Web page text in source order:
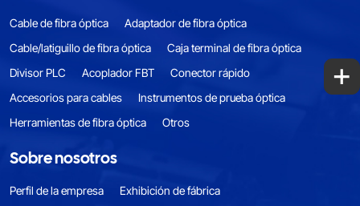
Cable de fibra óptica
Adaptador de fibra óptica
Cable/latiguillo de fibra óptica
Caja terminal de fibra óptica
Divisor PLC
Acoplador FBT
Conector rápido
Accesorios para cables
Instrumentos de prueba óptica
Herramientas de fibra óptica
Otros
Sobre nosotros
Perfil de la empresa
Exhibición de fábrica
+